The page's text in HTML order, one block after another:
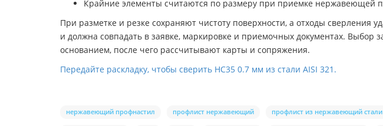
Крайние элементы считаются по размеру при приемке нержавеющей
При разметке и резке сохраняют чистоту поверхности, а отходы
и должна совпадать в заявке, маркировке и приемочных документах.
основанием, после чего рассчитывают карты и сопряжения.
Передайте раскладку, чтобы сверить НС35 0.7 мм из стали AISI 321.
нержавеющий профнастил профлист нержавеющий профлист из нержавеющий стали